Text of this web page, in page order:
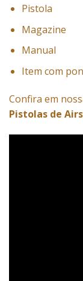
Pistola
Magazine
Manual
Item com
Confira em
Pistolas de